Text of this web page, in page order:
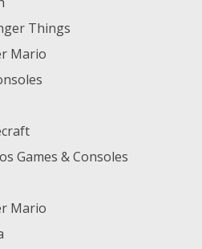
Things
Mario
Games & Consoles
Mario